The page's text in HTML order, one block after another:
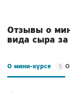
Отзывы о
вида сыра
О мини-курсе 5